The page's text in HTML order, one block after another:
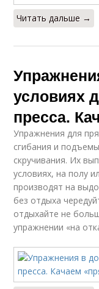
Читать дальше →
условиях
пресса.
Упражнения для
сгибания и
скручивания. Их
условиях, на полу
производят на
без отдыха
отдыхайте не
упражнении «на